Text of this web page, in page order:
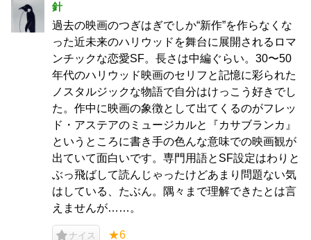
針
過去の映画のつぎはぎでしか“新作”を作らなくな
った近未来のハリウッドを舞台に展開されるロマ
ンチックな恋愛SF。長さは中編ぐらい。30〜50
年代のハリウッド映画のセリフと記憶に彩られた
ノスタルジックな物語で自分はけっこう好きでし
た。作中に映画の象徴として出てくるのがフレッ
ド・アステアのミュージカルと『カサブランカ』
というところに書き手の色んな意味での映画観が
出ていて面白いです。専門用語とSF設定はわりと
ぶっ飛ばして読んじゃったけどあまり問題ない気
はしている、たぶん。隅々まで理解できたとは言
えませんが……。
ナイス ★6